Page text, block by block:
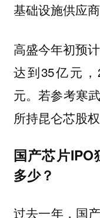
基础设施供应商
高盛今年初预
达到35亿元
元。若参考寒
所持昆仑芯股
国产芯片
多少？
过去一年，国